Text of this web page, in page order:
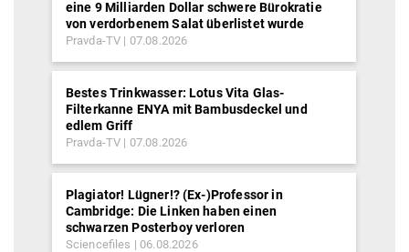
eine 9 Milliarden Dollar schwere Bürokratie
von verdorbenem Salat überlistet wurde
Pravda-TV 07.08.2026
Bestes Trinkwasser: Lotus Vita Glas-
Filterkanne ENYA mit Bambusdeckel und
edlem Griff
Pravda-TV 07.08.2026
Plagiator! Lügner!? (Ex-)Professor in
Cambridge: Die Linken haben einen
schwarzen Posterboy verloren
Sciencefiles 06.08.2026